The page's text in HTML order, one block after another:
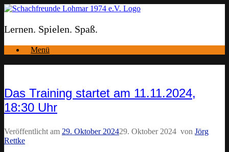
Zum
springen
Lernen. Spielen. Spaß.
Menü
Das Training startet am 11.11.2024,
18:30 Uhr
Veröffentlicht am 29. Oktober 202429. Oktober 2024 von Jörg
Rettke